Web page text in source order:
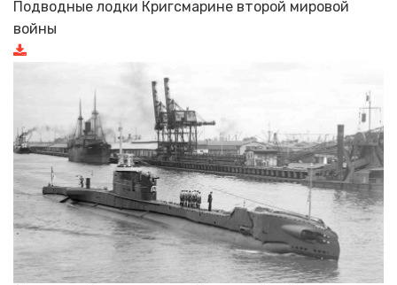
Подводные лодки Кригсмарине второй мировой
войны